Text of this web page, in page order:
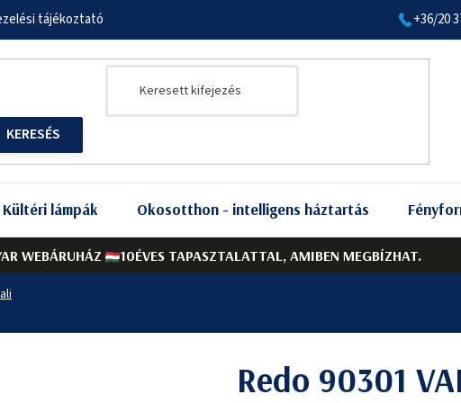
WEBÁRUHÁZ 10ÉVES TAPASZTALATTAL, AMIBEN MEGBÍZHAT.
tájékoztató +36/20
Kültéri lámpák Okosotthon - intelligens háztartás
Redo 90301